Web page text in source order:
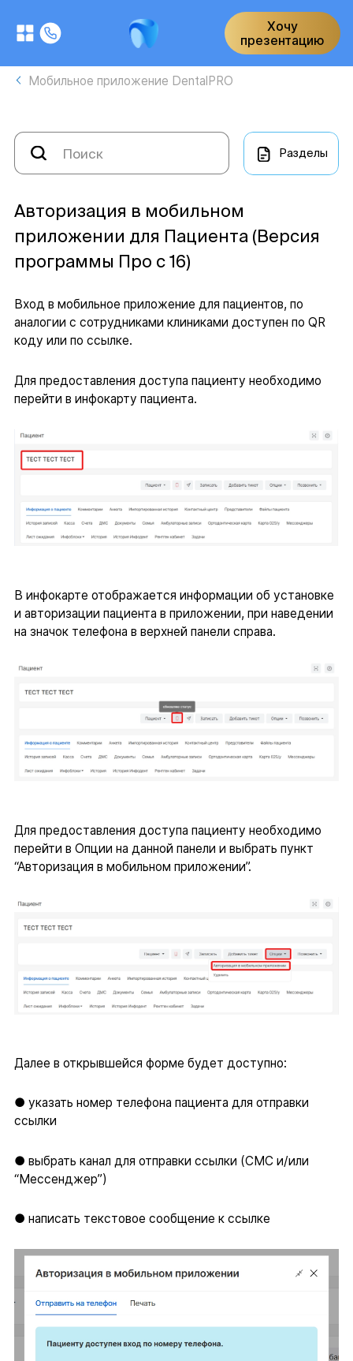
Хочу
презентацию
Мобильное приложение DentalPRO
Разделы
Авторизация в мобильном
приложении для Пациента (Версия
программы Про с 16)
Вход в мобильное приложение для пациентов, по
аналогии с сотрудниками клиниками доступен по QR
коду или по ссылке.
Для предоставления доступа пациенту необходимо
перейти в инфокарту пациента.
В инфокарте отображается информации об установке
и авторизации пациента в приложении, при наведении
на значок телефона в верхней панели справа.
Для предоставления доступа пациенту необходимо
перейти в Опции на данной панели и выбрать пункт
“Авторизация в мобильном приложении”.
Далее в открывшейся форме будет доступно:
● указать номер телефона пациента для отправки
ссылки
● выбрать канал для отправки ссылки (СМС и/или
“Мессенджер”)
● написать текстовое сообщение к ссылке